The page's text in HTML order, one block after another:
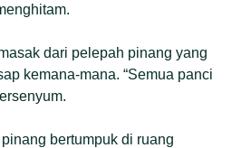
dari pelepah pinang yang
kemana-mana. “Semua panci
bertumpuk di ruang